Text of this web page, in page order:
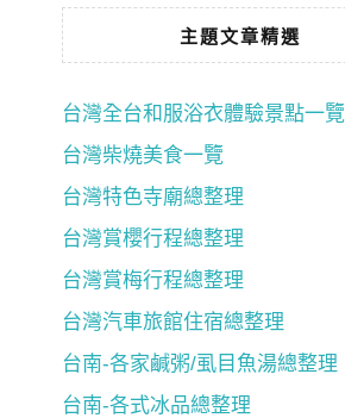
主題文章精選
台灣全台和服浴衣體驗景點一覽
台灣柴燒美食一覽
台灣特色寺廟總整理
台灣賞櫻行程總整理
台灣賞梅行程總整理
台灣汽車旅館住宿總整理
台南-各家鹹粥/虱目魚湯總整理
台南-各式冰品總整理